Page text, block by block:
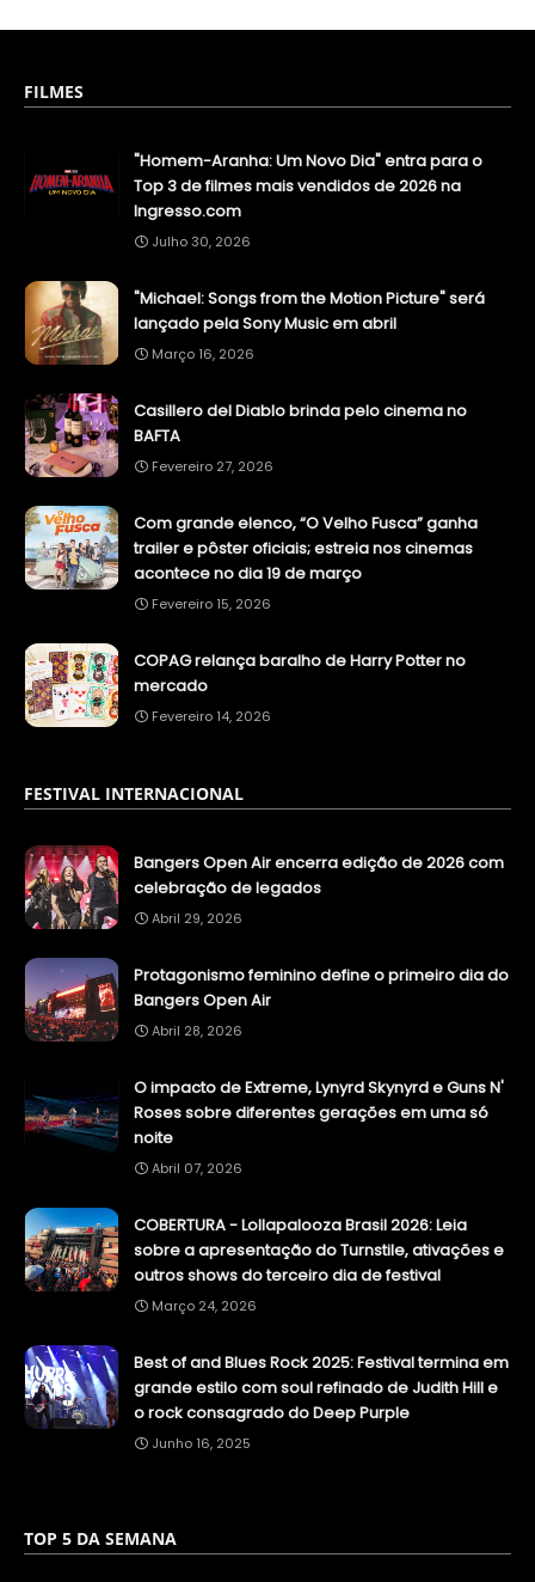
FILMES
"Homem-Aranha: Um Novo Dia" entra para o
Top 3 de filmes mais vendidos de 2026 na
Ingresso.com
Julho 30, 2026
"Michael: Songs from the Motion Picture" será
lançado pela Sony Music em abril
Março 16, 2026
Casillero del Diablo brinda pelo cinema no
BAFTA
Fevereiro 27, 2026
Com grande elenco, “O Velho Fusca” ganha
trailer e pôster oficiais; estreia nos cinemas
acontece no dia 19 de março
Fevereiro 15, 2026
COPAG relança baralho de Harry Potter no
mercado
Fevereiro 14, 2026
FESTIVAL INTERNACIONAL
Bangers Open Air encerra edição de 2026 com
celebração de legados
Abril 29, 2026
Protagonismo feminino define o primeiro dia do
Bangers Open Air
Abril 28, 2026
O impacto de Extreme, Lynyrd Skynyrd e Guns N'
Roses sobre diferentes gerações em uma só
noite
Abril 07, 2026
COBERTURA - Lollapalooza Brasil 2026: Leia
sobre a apresentação do Turnstile, ativações e
outros shows do terceiro dia de festival
Março 24, 2026
Best of and Blues Rock 2025: Festival termina em
grande estilo com soul refinado de Judith Hill e
o rock consagrado do Deep Purple
Junho 16, 2025
TOP 5 DA SEMANA